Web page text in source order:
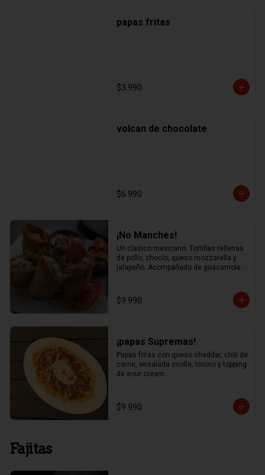
papas fritas
$3.990
volcan de chocolate
$6.990
¡No Manches!
Un clasico mexicano. Tortillas rellenas
de pollo, choclo, queso mozzarella y
jalapeño. Acompañado de guacamole y
$9.990
¡papas Supremas!
Papas fritas con queso cheddar, chili de
carne, ensalada criolla, tocino y topping
de sour cream.
$9.990
Fajitas